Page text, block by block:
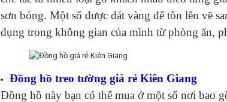
sơn bóng. Một số được dát vàng để tôn lên vẽ
dụng trong không gian của mình từ phòng ăn,
Đồng hồ treo tường giá rẻ Kiên Giang
Đồng hồ này bạn có thể mua ở một số nơi bao